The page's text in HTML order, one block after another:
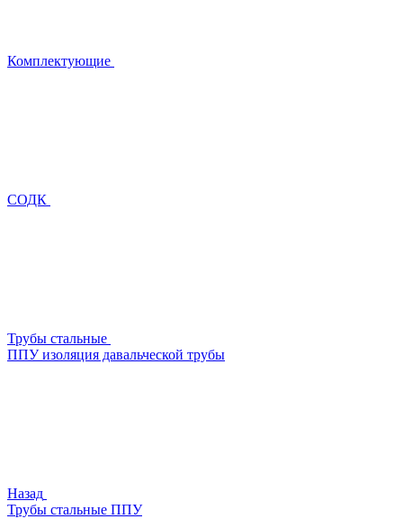
Комплектующие
СОДК
Трубы стальные
ППУ изоляция давальческой трубы
Назад
Трубы стальные ППУ